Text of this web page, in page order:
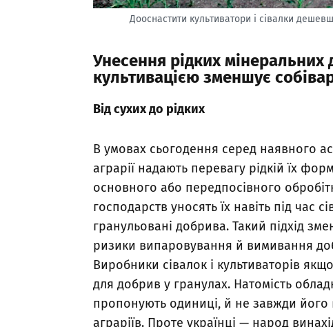
Дооснастити культиватори і сівалки
Унесення рідких
культивацією зменшує
Від сухих до рідких
В умовах сьогодення серед наявного
аграрії надають перевагу рідкій їх
основного або передпосівного
господарств уносять їх навіть під час
гранульовані добрива. Такий підхід
ризики випаровування й вимивання
Виробники сівалок і культиваторів
для добрив у гранулах. Натомість
пропонують одиниці, й не завжди його
аграріїв. Проте українці — народ